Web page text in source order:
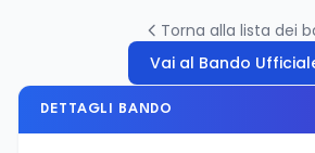
Torna alla lista dei
Vai al Bando
DETTAGLI BANDO